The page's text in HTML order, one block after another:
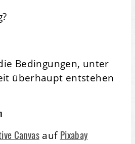
Bedingungen, unter
überhaupt entstehen
Canvasauf Pixabay